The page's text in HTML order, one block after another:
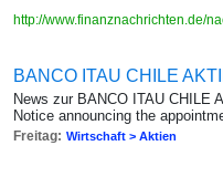
http://www.finanznachrichten.de/
BANCO ITAU CHILE
News zur BANCO ITAU CHILE
Notice announcing the
Freitag: Wirtschaft > Aktien